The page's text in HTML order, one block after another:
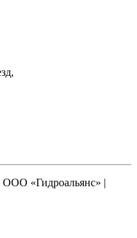
ООО «Гидроальянс» |